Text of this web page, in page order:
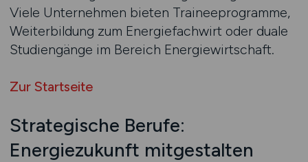
Viele Unternehmen bieten Traineeprogramme,
Weiterbildung zum Energiefachwirt oder duale
Studiengänge im Bereich Energiewirtschaft.
Zur Startseite
Strategische Berufe:
Energiezukunft mitgestalten